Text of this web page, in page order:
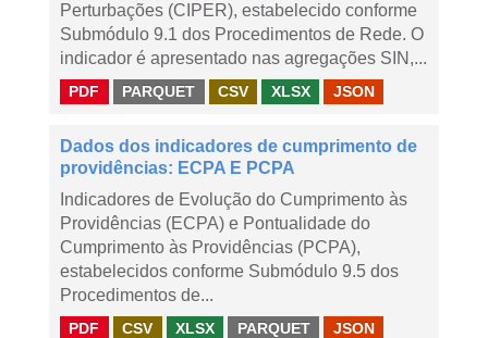
Perturbações (CIPER), estabelecido conforme
Submódulo 9.1 dos Procedimentos de Rede. O
indicador é apresentado nas agregações SIN,...
PDF PARQUET CSV XLSX JSON
Dados dos indicadores de cumprimento de
providências: ECPA E PCPA
Indicadores de Evolução do Cumprimento às
Providências (ECPA) e Pontualidade do
Cumprimento às Providências (PCPA),
estabelecidos conforme Submódulo 9.5 dos
Procedimentos de...
PDF CSV XLSX PARQUET JSON